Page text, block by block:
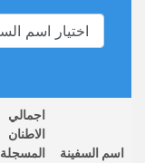
اسم السفينة
اجمالي
الاطنان
المسجلة